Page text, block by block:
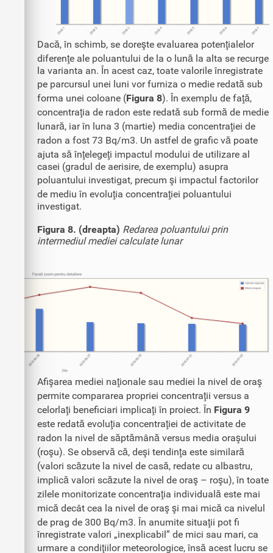
Dacă, în schimb, se doreşte evaluarea potenţialelor
diferenţe ale poluantului de la o lună la alta se recurge
la varianta an. În acest caz, toate valorile înregistrate
pe parcursul unei luni vor furniza o medie redată sub
forma unei coloane (Figura 8). În exemplu de faţă,
concentraţia de radon este redată sub formă de medie
lunară, iar în luna 3 (martie) media concentraţiei de
radon a fost 73 Bq/m3. Un astfel de grafic vă poate
ajuta să înţelegeţi impactul modului de utilizare al
casei (gradul de aerisire, de exemplu) asupra
poluantului investigat, precum şi impactul factorilor
de mediu în evoluţia concentraţiei poluantului
investigat.
Figura 8. (dreapta) Redarea poluantului prin
intermediul mediei calculate lunar
Afişarea mediei naţionale sau mediei la nivel de oraş
permite compararea propriei concentraţii versus a
celorlaţi beneficiari implicaţi în proiect. În Figura 9
este redată evoluţia concentraţiei de activitate de
radon la nivel de săptămână versus media oraşului
(roşu). Se observă că, deşi tendinţa este similară
(valori scăzute la nivel de casă, redate cu albastru,
implică valori scăzute la nivel de oraş – roşu), în toate
zilele monitorizate concentraţia individuală este mai
mică decât cea la nivel de oraş şi mai mică ca nivelul
de prag de 300 Bq/m3. În anumite situaţii pot fi
înregistrate valori „inexplicabil” de mici sau mari, ca
urmare a condiţiilor meteorologice, însă acest lucru se